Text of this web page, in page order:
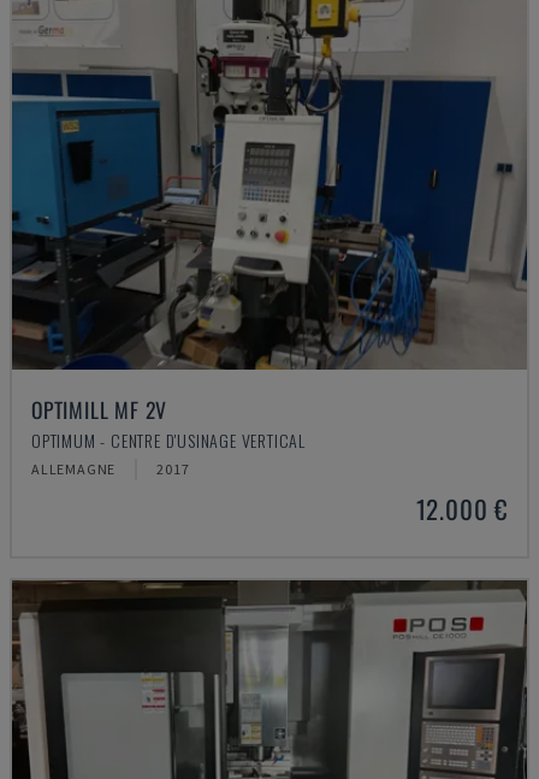
OPTIMILL MF 2V
OPTIMUM - CENTRE D'USINAGE VERTICAL
ALLEMAGNE 2017
12.000 €